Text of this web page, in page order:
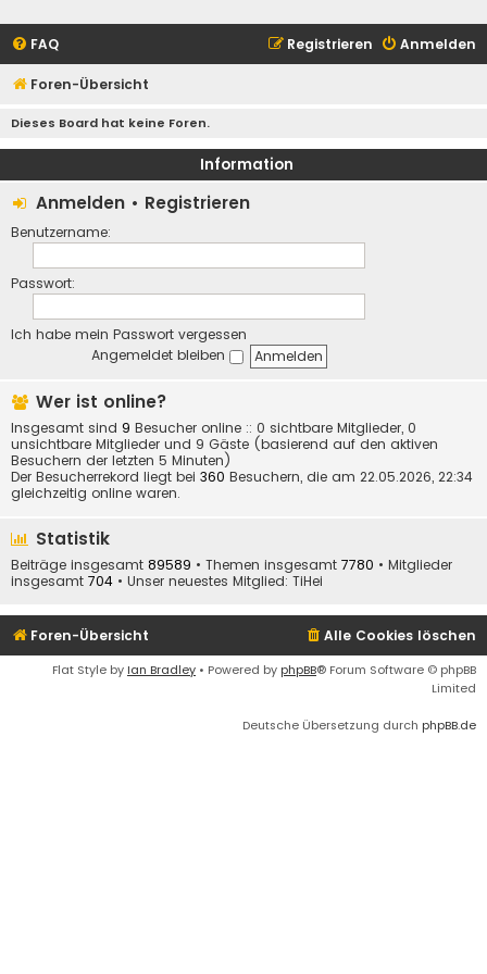
FAQ Anmelden
Registrieren
Foren-Übersicht
Dieses Board hat keine Foren.
Information
Anmelden • Registrieren
Benutzername:
Passwort:
Ich habe mein Passwort vergessen
Angemeldet bleiben
Wer ist online?
Insgesamt sind 9 Besucher online :: 0 sichtbare Mitglieder, 0
unsichtbare Mitglieder und 9 Gäste (basierend auf den aktiven
Besuchern der letzten 5 Minuten)
Der Besucherrekord liegt bei 360 Besuchern, die am 22.05.2026, 22:34
gleichzeitig online waren.
Statistik
Beiträge insgesamt 89589 • Themen insgesamt 7780 • Mitglieder
insgesamt 704 • Unser neuestes Mitglied: TiHei
Foren-Übersicht Alle Cookies löschen
Flat Style by Ian Bradley • Powered by phpBB® Forum Software © phpBB
Limited
Deutsche Übersetzung durch phpBB.de